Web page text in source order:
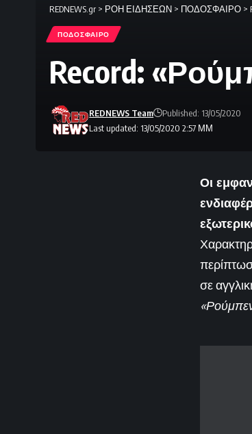
REDNEWS.gr > ΡΟΗ ΕΙΔΗΣΕΩΝ > ΠΟΔΟΣΦΑΙΡΟ >
ΠΟΔΟΣΦΑΙΡΟ
Record:
Last updated: 13/05/2020 2:57 ΜΜ
REDNEWS Team Published: 13/05/2020
Οι
σε